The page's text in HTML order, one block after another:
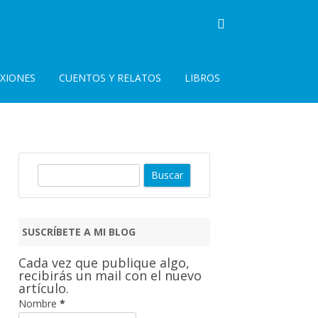
CUENTOS Y RELATOS LIBROS
a
r
SUSCRÍBETE A MI BLOG
Cada vez que publique algo,
recibirás un mail con el nuevo
artículo.
Nombre *